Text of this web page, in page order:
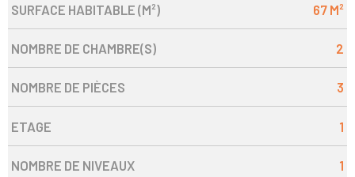
SURFACE HABITABLE (M²) 67 M²
NOMBRE DE CHAMBRE(S) 2
NOMBRE DE PIÈCES 3
ETAGE 1
NOMBRE DE NIVEAUX 1